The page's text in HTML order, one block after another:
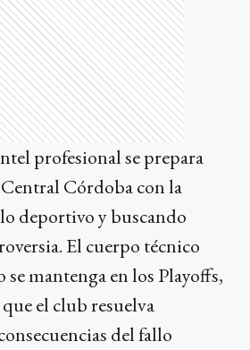
profesional se prepara
Córdoba con la
deportivo y buscando
El cuerpo técnico
mantenga en los Playoffs,
el club resuelva
del fallo